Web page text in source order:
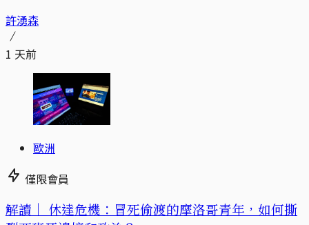
許湧森
1 天前
歐洲
僅限會員
解讀｜ 休達危機：冒死偷渡的摩洛哥青年，如何撕